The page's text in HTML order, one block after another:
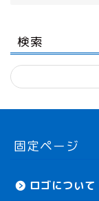
検索
固定ページ
ロゴについて